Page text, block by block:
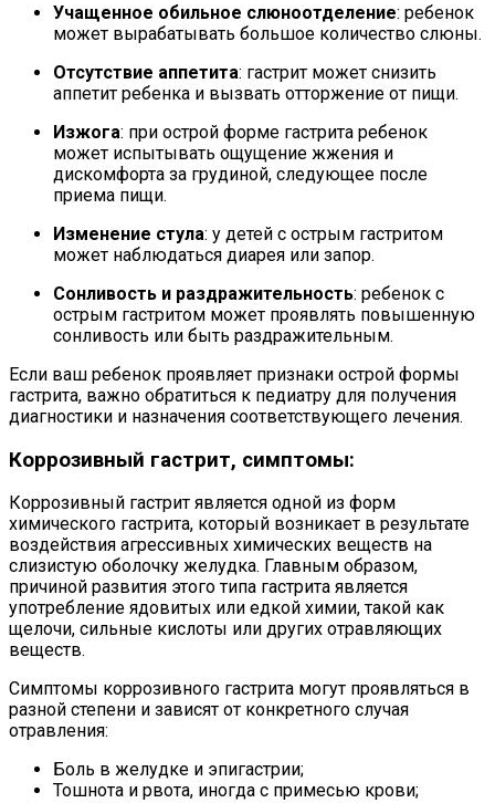
Учащенное обильное слюноотделение: ребенок
может вырабатывать большое количество слюны.
Отсутствие аппетита: гастрит может снизить
аппетит ребенка и вызвать отторжение от пищи.
Изжога: при острой форме гастрита ребенок
может испытывать ощущение жжения и
дискомфорта за грудиной, следующее после
приема пищи.
Изменение стула: у детей с острым гастритом
может наблюдаться диарея или запор.
Сонливость и раздражительность: ребенок с
острым гастритом может проявлять повышенную
сонливость или быть раздражительным.
Если ваш ребенок проявляет признаки острой формы
гастрита, важно обратиться к педиатру для получения
диагностики и назначения соответствующего лечения.
Коррозивный гастрит, симптомы:
Коррозивный гастрит является одной из форм
химического гастрита, который возникает в результате
воздействия агрессивных химических веществ на
слизистую оболочку желудка. Главным образом,
причиной развития этого типа гастрита является
употребление ядовитых или едкой химии, такой как
щелочи, сильные кислоты или других отравляющих
веществ.
Симптомы коррозивного гастрита могут проявляться в
разной степени и зависят от конкретного случая
отравления:
Боль в желудке и эпигастрии;
Тошнота и рвота, иногда с примесью крови;